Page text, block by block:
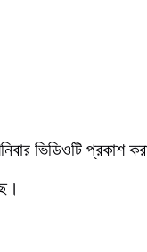
ভিডিওটি প্রকাশ